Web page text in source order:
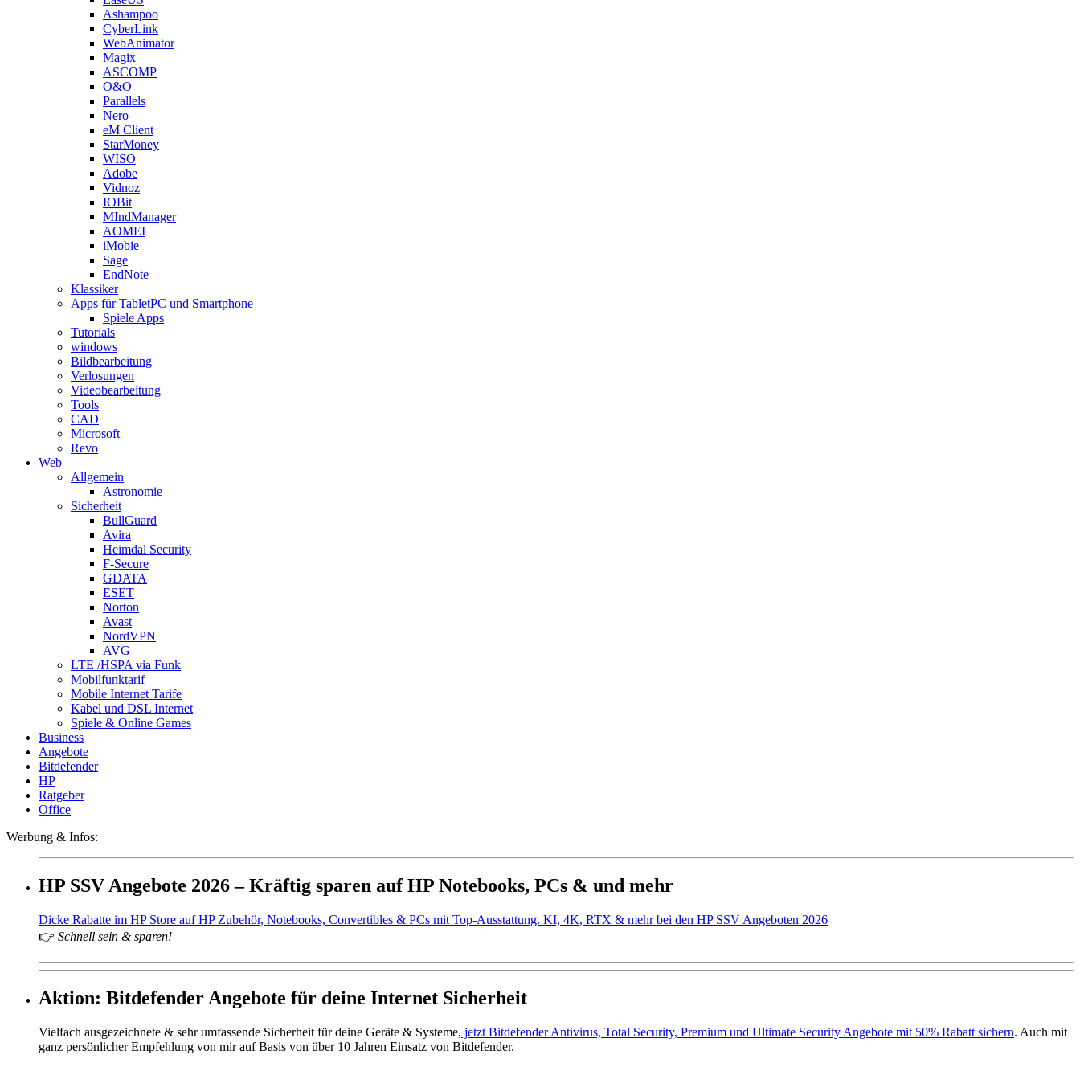
Ashampoo
CyberLink
WebAnimator
Magix
ASCOMP
O&O
Parallels
Nero
eM Client
StarMoney
WISO
Adobe
Vidnoz
IOBit
MIndManager
AOMEI
iMobie
Sage
EndNote
Klassiker
Apps für TabletPC und Smartphone
Spiele Apps
Tutorials
windows
Bildbearbeitung
Verlosungen
Videobearbeitung
Tools
CAD
Microsoft
Revo
Web
Allgemein
Astronomie
Sicherheit
BullGuard
Avira
Heimdal Security
F-Secure
GDATA
ESET
Norton
Avast
NordVPN
AVG
LTE /HSPA via Funk
Mobilfunktarif
Mobile Internet Tarife
Kabel und DSL Internet
Spiele & Online Games
Business
Angebote
Bitdefender
HP
Ratgeber
Office
Werbung & Infos:
HP SSV Angebote 2026 – Kräftig sparen auf HP Notebooks, PCs & und mehr
Dicke Rabatte im HP Store auf HP Zubehör, Notebooks, Convertibles & PCs mit Top-Ausstattung. KI, 4K, RTX & mehr bei den HP SSV Angeboten 2026
👉 Schnell sein & sparen!
Aktion: Bitdefender Angebote für deine Internet Sicherheit
Vielfach ausgezeichnete & sehr umfassende Sicherheit für deine Geräte & Systeme, jetzt Bitdefender Antivirus, Total Security, Premium und Ultimate Security Angebote mit 50% Rabatt sichern. Auch mit
ganz persönlicher Empfehlung von mir auf Basis von über 10 Jahren Einsatz von Bitdefender.